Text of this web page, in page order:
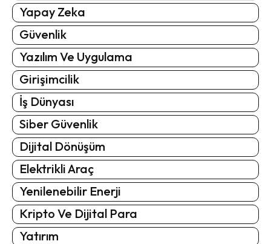
Yapay Zeka
Güvenlik
Yazılım Ve Uygulama
Girişimcilik
İş Dünyası
Siber Güvenlik
Dijital Dönüşüm
Elektrikli Araç
Yenilenebilir Enerji
Kripto Ve Dijital Para
Yatırım